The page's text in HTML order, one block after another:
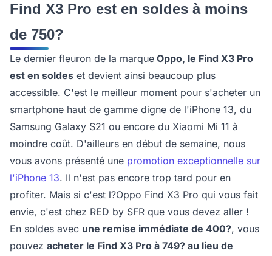
Find X3 Pro est en soldes à moins
de 750?
Le dernier fleuron de la marque Oppo, le Find X3 Pro
est en soldes et devient ainsi beaucoup plus
accessible. C'est le meilleur moment pour s'acheter un
smartphone haut de gamme digne de l'iPhone 13, du
Samsung Galaxy S21 ou encore du Xiaomi Mi 11 à
moindre coût. D'ailleurs en début de semaine, nous
vous avons présenté une promotion exceptionnelle sur
l'iPhone 13. Il n'est pas encore trop tard pour en
profiter. Mais si c'est l?Oppo Find X3 Pro qui vous fait
envie, c'est chez RED by SFR que vous devez aller !
En soldes avec une remise immédiate de 400?, vous
pouvez acheter le Find X3 Pro à 749? au lieu de